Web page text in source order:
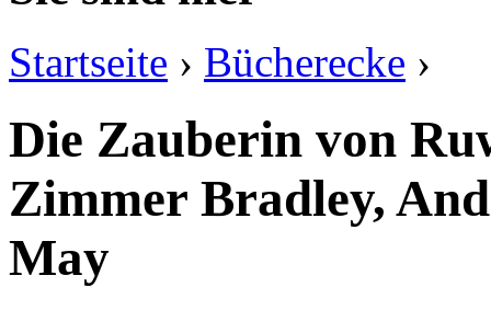
Startseite › Bücherecke ›
Die Zauberin von
Zimmer Bradley,
May